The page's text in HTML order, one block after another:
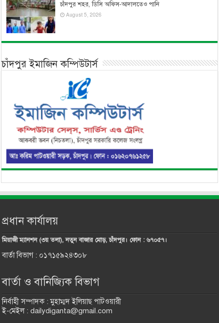
চাঁদপুর শহর, ডিসি অফিস-আদালতেও পানি
August 5, 2026
চাঁদপুর ইমাজিন কম্পিউটার্স
প্রধান কার্যালয়
মিয়াজী ম্যানশন (৩য় তলা), নতুন বাজার মোড়, চাঁদপুর। ফোন : ৬৭০৫৭।
বার্তা বিভাগ : ০১৭১৫৯২৪৩০৮
বার্তা ও বানিজ্যিক বিভাগ
নির্বাহী সম্পাদক : মুহাম্মদ ইলিয়াছ পাটওয়ারী
ই-মেইল : dailydiganta@gmail.com